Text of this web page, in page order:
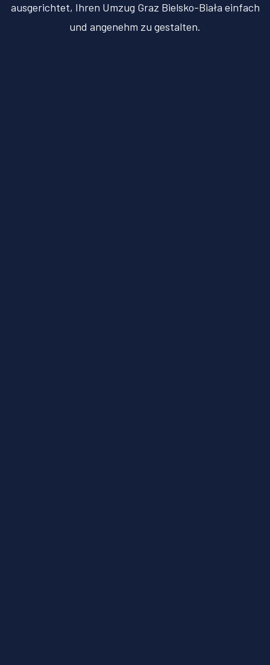
ausgerichtet, Ihren Umzug Graz Bielsko-Biała einfach
und angenehm zu gestalten.